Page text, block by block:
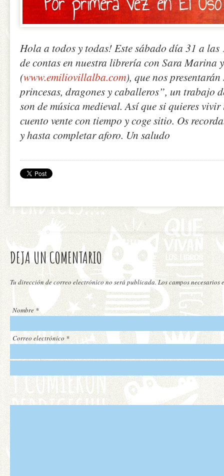
Hola a todos y todas! Este sábado día 31 a las
de contas en nuestra librería con Sara
(www.emiliovillalba.com), que nos
princesas, dragones y caballeros”, un trabajo
son de música medieval. Así que si quieres
cuento vente con tiempo y coge sitio. Os
y hasta completar aforo. Un saludo
DEJA UN COMENTARIO
Tu dirección de correo electrónico no será publicada. Los campos necesarios
Nombre *
Correo electrónico *